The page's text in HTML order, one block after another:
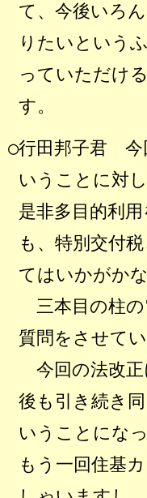
て、今後いろ
りたいという
っていただけ
す。
○行田邦子君 今
いうことに対
是非多目的利
も、特別交付
てはいかがか
三本目の柱の
質問をさせて
今回の法改正
後も引き続き
いうことにな
もう一回住基